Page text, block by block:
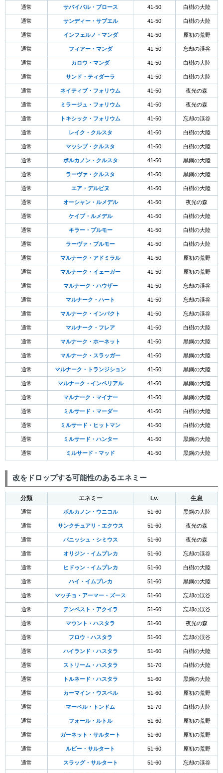
通常 サバイバル・ブロース 41-50 白樹の大陸
通常 サンディー・サブエル 41-50 白樹の大陸
通常 インフェルノ・マンダ 41-50 原初の荒野
通常 フィアー・マンダ 41-50 忘却の渓谷
通常 カロウ・マンダ 41-50 白樹の大陸
通常 サンド・ティダーラ 41-50 白樹の大陸
通常 ネイティブ・フォリウム 41-50 夜光の森
通常 ミラージュ・フォリウム 41-50 夜光の森
通常 トキシック・フォリウム 41-50 忘却の渓谷
通常 レイク・クルスタ 41-50 白樹の大陸
通常 マッシブ・クルスタ 41-50 白樹の大陸
通常 ボルカノン・クルスタ 41-50 黒鋼の大陸
通常 ラーヴァ・クルスタ 41-50 黒鋼の大陸
通常 エア・デルピヌ 41-50 白樹の大陸
通常 オーシャン・ルメデル 41-50 夜光の森
通常 ケイブ・ルメデル 41-50 白樹の大陸
通常 キラー・プルモー 41-50 白樹の大陸
通常 ラーヴァ・プルモー 41-50 白樹の大陸
通常 マルナーク・アドミラル 41-50 原初の荒野
通常 マルナーク・イェーガー 41-50 原初の荒野
通常 マルナーク・ハウザー 41-50 忘却の渓谷
通常 マルナーク・ハート 41-50 忘却の渓谷
通常 マルナーク・インパクト 41-50 忘却の渓谷
通常 マルナーク・フレア 41-50 白樹の大陸
通常 マルナーク・ホーネット 41-50 黒鋼の大陸
通常 マルナーク・スラッガー 41-50 黒鋼の大陸
通常 マルナーク・トランジション 41-50 黒鋼の大陸
通常 マルナーク・インペリアル 41-50 黒鋼の大陸
通常 マルナーク・マイナー 41-50 黒鋼の大陸
通常 ミルサード・マーダー 41-50 白樹の大陸
通常 ミルサード・ヒットマン 41-50 白樹の大陸
通常 ミルサード・ハンター 41-50 黒鋼の大陸
通常 ミルサード・マッド 41-50 黒鋼の大陸
改をドロップする可能性のあるエネミー
分類 エネミー Lv. 生息
通常 ボルカノン・ウニコル 51-60 黒鋼の大陸
通常 サンクチュアリ・エクウス 51-60 夜光の森
通常 パニッシュ・シミウス 51-60 夜光の森
通常 オリジン・イムプレカ 51-60 忘却の渓谷
通常 ヒドゥン・イムプレカ 51-60 白樹の大陸
通常 ハイ・イムプレカ 51-60 黒鋼の大陸
通常 マッチョ・アーマー・ズース 51-60 忘却の渓谷
通常 テンペスト・アクイラ 51-60 忘却の渓谷
通常 マウント・ハスタラ 51-60 夜光の森
通常 フロウ・ハスタラ 51-60 忘却の渓谷
通常 ハイランド・ハスタラ 51-60 白樹の大陸
通常 ストリーム・ハスタラ 51-70 白樹の大陸
通常 トルネード・ハスタラ 51-60 黒鋼の大陸
通常 カーマイン・ウスペル 51-60 原初の荒野
通常 マーベル・トンドム 51-70 白樹の大陸
通常 フォール・ルトル 51-60 原初の荒野
通常 ガーネット・サルタート 51-60 原初の荒野
通常 ルビー・サルタート 51-60 原初の荒野
通常 スラッグ・サルタート 51-60 忘却の渓谷